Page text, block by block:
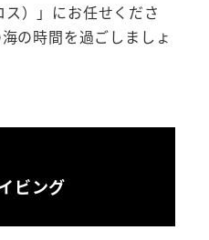
）」にお任せくださ
の時間を過ごしましょ
ビング